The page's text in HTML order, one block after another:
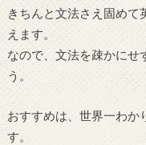
きちんと文法さえ固めて
えます。
なので、文法を疎かにせ
う。
おすすめは、世界一わか
す。